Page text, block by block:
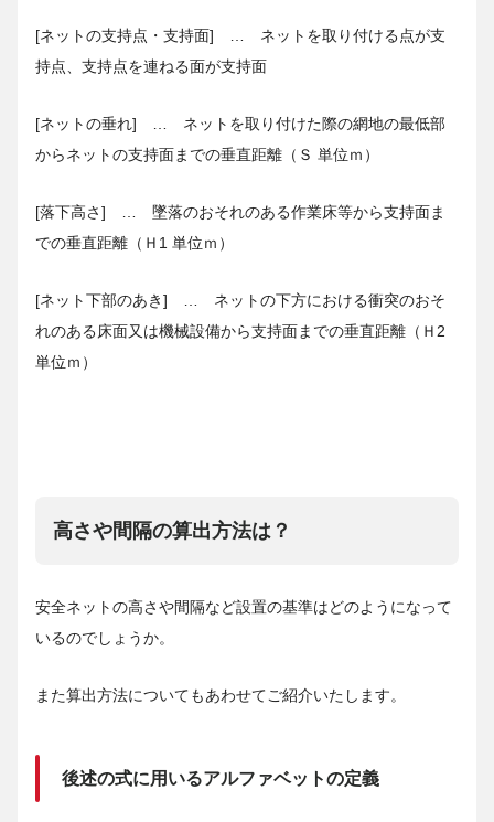
[ネットの支持点・支持面] … ネットを取り付ける点が支
持点、支持点を連ねる面が支持面
[ネットの垂れ] … ネットを取り付けた際の網地の最低部
からネットの支持面までの垂直距離（Ｓ 単位ｍ）
[落下高さ] … 墜落のおそれのある作業床等から支持面ま
での垂直距離（Ｈ1 単位ｍ）
[ネット下部のあき] … ネットの下方における衝突のおそ
れのある床面又は機械設備から支持面までの垂直距離（Ｈ2
単位ｍ）
高さや間隔の算出方法は？
安全ネットの高さや間隔など設置の基準はどのようになって
いるのでしょうか。
また算出方法についてもあわせてご紹介いたします。
後述の式に用いるアルファベットの定義